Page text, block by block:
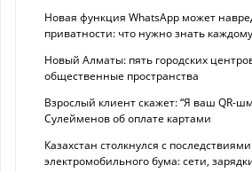
Новая функция WhatsApp может
приватности: что нужно знать каждому
Новый Алматы: пять городских
общественные пространства
Взрослый клиент скажет: “Я ваш QR-
Сулейменов об оплате картами
Казахстан столкнулся с последствиями
электромобильного бума: сети,